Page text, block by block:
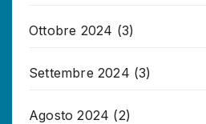
Ottobre 2024 (3)
Settembre 2024 (3)
Agosto 2024 (2)